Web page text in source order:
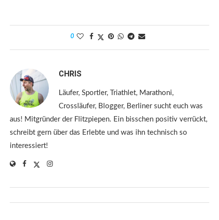
0
CHRIS
Läufer, Sportler, Triathlet, Marathoni,
Crossläufer, Blogger, Berliner sucht euch was
aus! Mitgründer der Flitzpiepen. Ein bisschen positiv verrückt,
schreibt gern über das Erlebte und was ihn technisch so
interessiert!